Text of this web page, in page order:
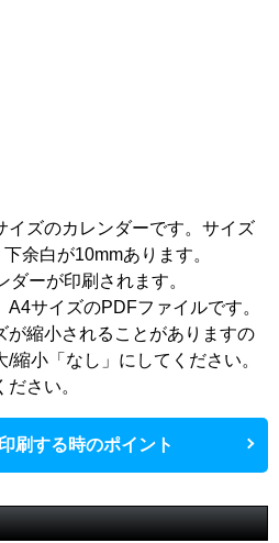
イズのカレンダーです。サイズ
余白が10mmあります。
ーが印刷されます。
サイズのPDFファイルです。
が縮小されることがありますの
縮小「なし」にしてください。
さい。
刷する時のポイント